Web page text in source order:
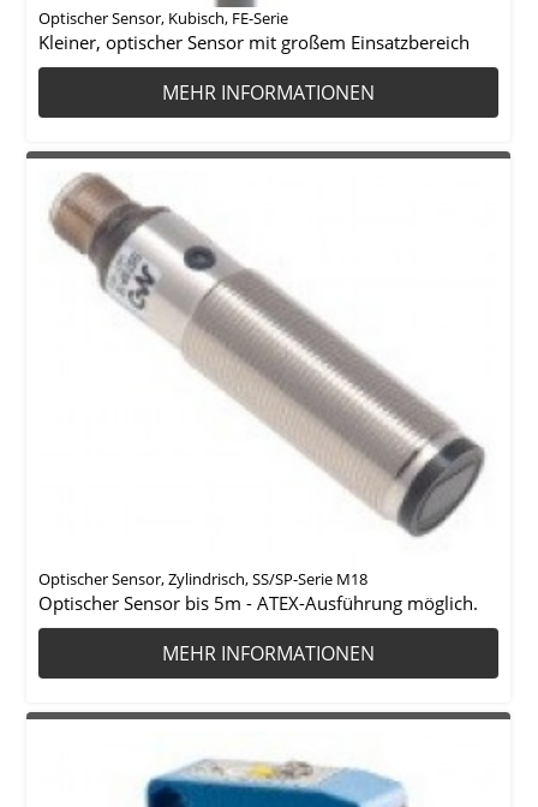
Optischer Sensor, Kubisch, FE-Serie
Kleiner, optischer Sensor mit großem Einsatzbereich
MEHR INFORMATIONEN
Optischer Sensor, Zylindrisch, SS/SP-Serie M18
Optischer Sensor bis 5m - ATEX-Ausführung möglich.
MEHR INFORMATIONEN